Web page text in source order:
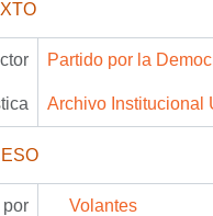
Partido por la
Archivo Institucional
Volantes